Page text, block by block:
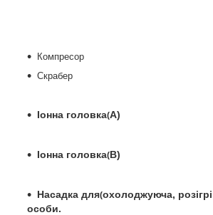
Компресор
Скрабер
Іонна головка(А)
Іонна головка(В)
Насадка для(охолоджуюча,
особи.